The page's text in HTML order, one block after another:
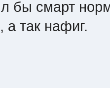
бы смарт
а так нафиг.